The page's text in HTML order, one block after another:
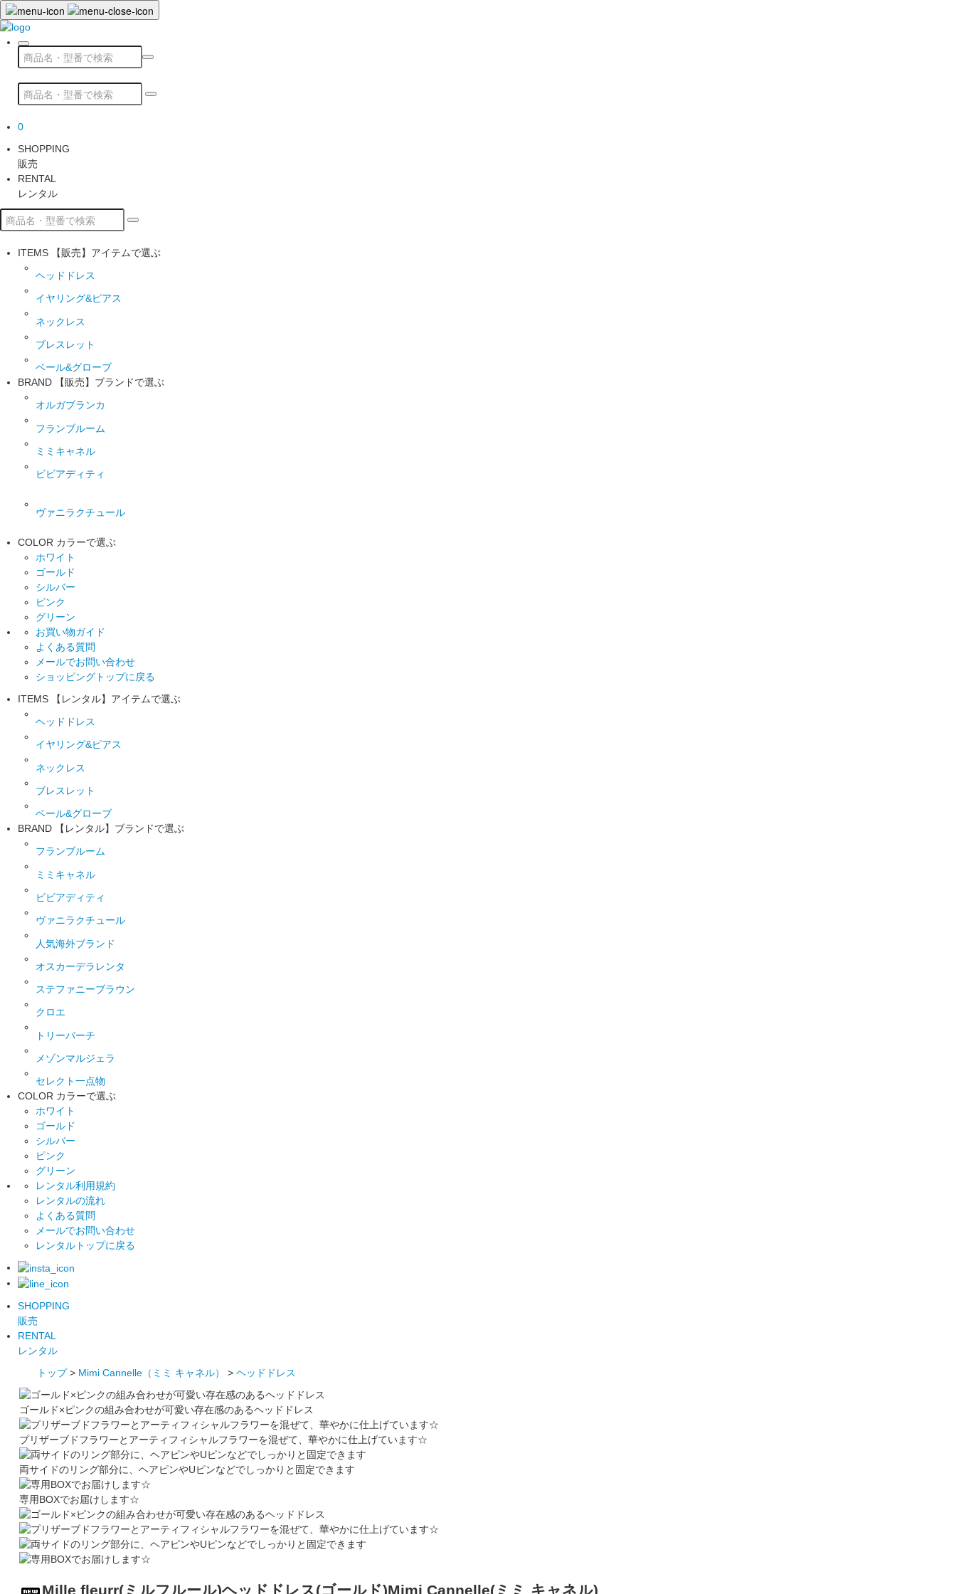
0
SHOPPING
販売
RENTAL
レンタル
ITEMS 【販売】アイテムで選ぶ
ヘッドドレス
イヤリング&ピアス
ネックレス
ブレスレット
ベール&グローブ
BRAND
【販売】ブランドで選ぶ
オルガブランカ
フランブルーム
ミミキャネル
ビビアディティ
ヴァニラクチュール
COLOR カラーで選ぶ
ホワイト
ゴールド
シルバー
ピンク
グリーン
お買い物ガイド
よくある質問
メールでお問い合わせ
ショッピングトップに戻る
ITEMS
【レンタル】アイテムで選ぶ
ヘッドドレス
イヤリング&ピアス
ネックレス
ブレスレット
ベール&グローブ
BRAND
【レンタル】ブランドで選ぶ
フランブルーム
ミミキャネル
ビビアディティ
ヴァニラクチュール
人気海外ブランド
オスカーデラレンタ
ステファニーブラウン
クロエ
トリーバーチ
メゾンマルジェラ
セレクト一点物
COLOR カラーで選ぶ
ホワイト
ゴールド
シルバー
ピンク
グリーン
レンタル利用規約
レンタルの流れ
よくある質問
メールでお問い合わせ
レンタルトップに戻る
SHOPPING
販売
RENTAL
レンタル
トップ > Mimi Cannelle（ミミ キャネル） > ヘッドドレス
ゴールド×ピンクの組み合わせが可愛い存在感のあるヘッドドレス
プリザーブドフラワーとアーティフィシャルフラワーを混ぜて、華やかに仕上げています☆
両サイドのリング部分に、ヘアピンやUピンなどでしっかりと固定できます
専用BOXでお届けします☆
Mille fleurr(ミルフルール)ヘッドドレス(ゴールド)Mimi Cannelle(ミミ キャネル)